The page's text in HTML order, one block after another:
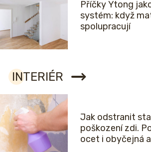
Příčky Ytong
systém: když
spolupracují
INTERIÉR
Jak odstranit
poškození zdi.
ocet i obyčejná